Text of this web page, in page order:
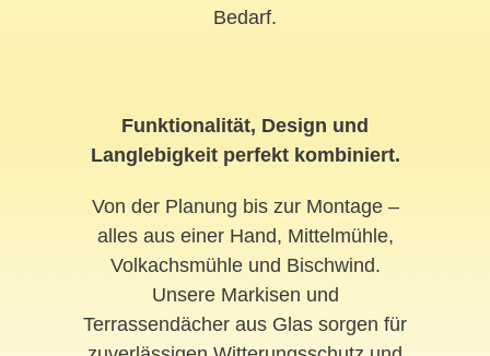
Bedarf.
Funktionalität, Design und
Langlebigkeit perfekt kombiniert.
Von der Planung bis zur Montage –
alles aus einer Hand, Mittelmühle,
Volkachsmühle und Bischwind.
Unsere Markisen und
Terrassendächer aus Glas sorgen für